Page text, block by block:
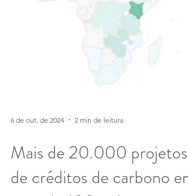
6 de out. de 2024 2 min de leitura